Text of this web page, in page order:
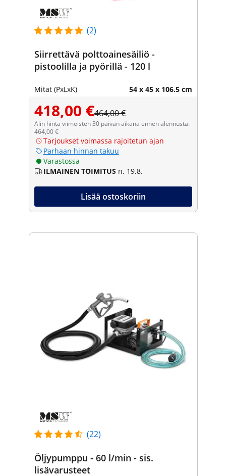
(2)
Siirrettävä polttoainesäiliö -
pistoolilla ja pyörillä - 120 l
Mitat (PxLxK) 54 x 45 x 106.5 cm
418,00 €464,00 €
Alin hinta viimeisten 30 päivän aikana ennen alennusta:
464,00 €
Tarjoukset voimassa rajoitetun ajan
Parhaan hinnan takuu
Varastossa
ILMAINEN TOIMITUS n. 19.8.
Lisää ostoskoriin
(22)
Öljypumppu - 60 l/min - sis.
lisävarusteet